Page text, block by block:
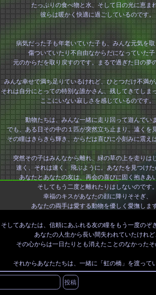
たっぷりの食べ物と水、そして日の光に恵ま
彼らは暖かく快適に過ごしているのです。
病気だった子も年老いていた子も、みんな元気を
傷ついていたり不自由なからだになっていた子
元のからだを取り戻すのです。まるで過ぎた日の夢
みんな幸せで満ち足りているけれど、ひとつだけ不満
それは自分にとっての特別な誰かさん、残してきてしま
ここにいない寂しさを感じているのです。
動物たちは、みんな一緒に走り回って遊んでい
でも、ある日その中の１匹が突然立ち止まり、遠くを
その瞳はきらきら輝き、からだは喜びに小刻みに震え
突然その子はみんなから離れ、緑の草の上を走りは
速く、それは速く、飛ぶように。あなたを見つけた
あなたとあなたの友は、再会の喜びに固く抱きあ
そしてもう二度と離れたりはしないのです。
幸福のキスがあなたの顔に降りそそぎ、
あなたの両手は愛する動物を優しく愛撫します
そしてあなたは、信頼にあふれる友の瞳をもう一度のぞ
あなたの人生から長い間失われていたけれど
その心からは一日たりとも消えたことのなかったそ
それからあなたたちは、一緒に「虹の橋」を渡って